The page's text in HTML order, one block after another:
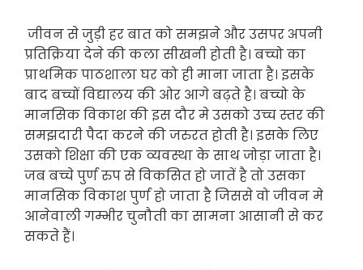
जीवन से जुड़ी हर बात को समझने और उसपर अपनी
प्रतिक्रिया देने की कला सीखनी होती है। बच्चो का
प्राथमिक पाठशाला घर को ही माना जाता है। इसके
बाद बच्चों विद्यालय की ओर आगे बढ़ते है। बच्चो के
मानसिक विकाश की इस दौर मे उसको उच्च स्तर की
समझदारी पैदा करने की जरुरत होती है। इसके लिए
उसको शिक्षा की एक व्यवस्था के साथ जोड़ा जाता है।
जब बच्चे पुर्ण रुप से विकसित हो जातें है तो उसका
मानसिक विकाश पुर्ण हो जाता है जिससे वो जीवन मे
आनेवाली गम्भीर चुनौती का सामना आसानी से कर
सकते हैं।